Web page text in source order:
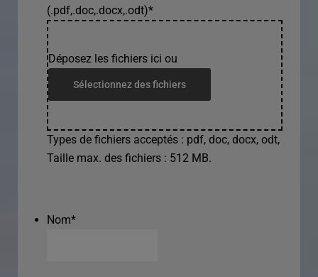
(.pdf,.doc,.docx,.odt)*
Déposez les fichiers ici ou
Sélectionnez des fichiers
Types de fichiers acceptés : pdf, doc, docx, odt,
Taille max. des fichiers : 512 MB.
Nom*